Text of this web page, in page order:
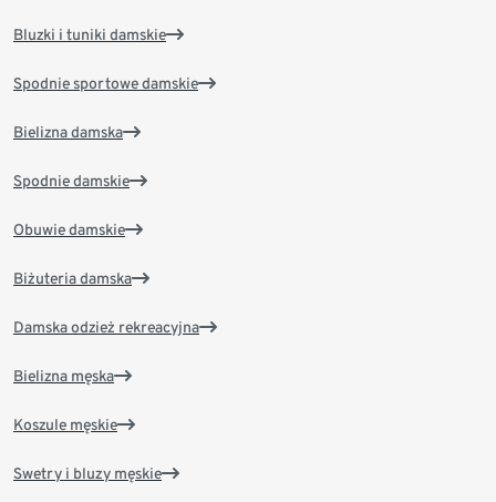
Bluzki i tuniki damskie
Spodnie sportowe damskie
Bielizna damska
Spodnie damskie
Obuwie damskie
Biżuteria damska
Damska odzież rekreacyjna
Bielizna męska
Koszule męskie
Swetry i bluzy męskie